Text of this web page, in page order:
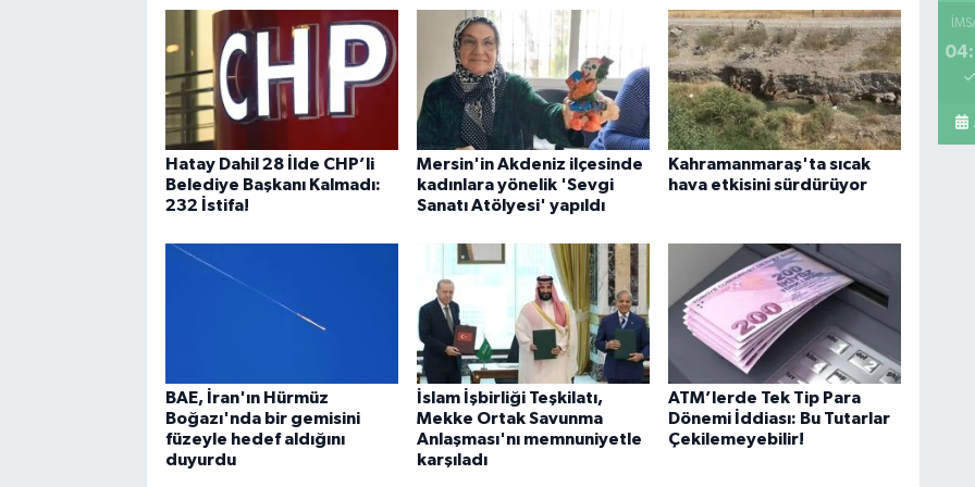
Hatay Dahil 28 İlde CHP’li
Belediye Başkanı Kalmadı:
232 İstifa!
Mersin'in Akdeniz ilçesinde
kadınlara yönelik 'Sevgi
Sanatı Atölyesi' yapıldı
Kahramanmaraş'ta sıcak
hava etkisini sürdürüyor
BAE, İran'ın Hürmüz
Boğazı'nda bir gemisini
füzeyle hedef aldığını
duyurdu
İslam İşbirliği Teşkilatı,
Mekke Ortak Savunma
Anlaşması'nı memnuniyetle
karşıladı
ATM’lerde Tek Tip Para
Dönemi İddiası: Bu Tutarlar
Çekilemeyebilir!
A